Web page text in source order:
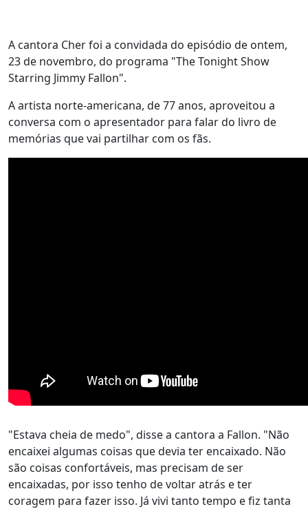
A cantora Cher foi a convidada do episódio de ontem,
23 de novembro, do programa "The Tonight Show
Starring Jimmy Fallon".
A artista norte-americana, de 77 anos, aproveitou a
conversa com o apresentador para falar do livro de
memórias que vai partilhar com os fãs.
"Estava cheia de medo", disse a cantora a Fallon. "Não
encaixei algumas coisas que devia ter encaixado. Não
são coisas confortáveis, mas precisam de ser
encaixadas, por isso tenho de voltar atrás e ter
coragem para fazer isso. Já vivi tanto tempo e fiz tanta